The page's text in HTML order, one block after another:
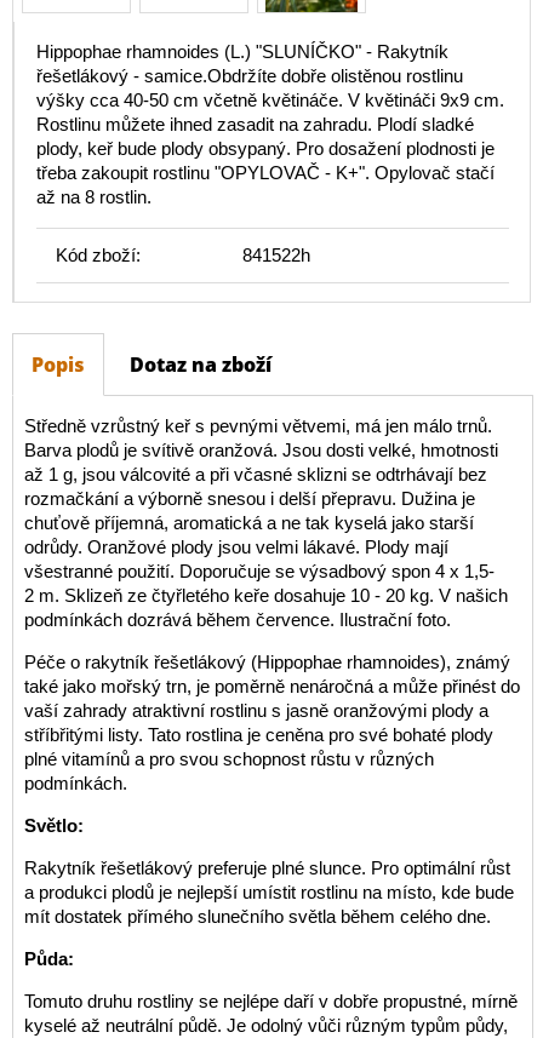
Hippophae rhamnoides (L.) "SLUNÍČKO" - Rakytník
řešetlákový - samice.Obdržíte dobře olistěnou rostlinu
výšky cca 40-50 cm včetně květináče. V květináči 9x9 cm.
Rostlinu můžete ihned zasadit na zahradu. Plodí sladké
plody, keř bude plody obsypaný. Pro dosažení plodnosti je
třeba zakoupit rostlinu "OPYLOVAČ - K+". Opylovač stačí
až na 8 rostlin.
Kód zboží: 841522h
Popis Dotaz na zboží
Středně vzrůstný keř s pevnými větvemi, má jen málo trnů.
Barva plodů je svítivě oranžová. Jsou dosti velké, hmotnosti
až 1 g, jsou válcovité a při včasné sklizni se odtrhávají bez
rozmačkání a výborně snesou i delší přepravu. Dužina je
chuťově příjemná, aromatická a ne tak kyselá jako starší
odrůdy. Oranžové plody jsou velmi lákavé. Plody mají
všestranné použití. Doporučuje se výsadbový spon 4 x 1,5-
2 m. Sklizeň ze čtyřletého keře dosahuje 10 - 20 kg. V našich
podmínkách dozrává během července. Ilustrační foto.
Péče o rakytník řešetlákový (Hippophae rhamnoides), známý
také jako mořský trn, je poměrně nenáročná a může přinést do
vaší zahrady atraktivní rostlinu s jasně oranžovými plody a
stříbřitými listy. Tato rostlina je ceněna pro své bohaté plody
plné vitamínů a pro svou schopnost růstu v různých
podmínkách.
Světlo:
Rakytník řešetlákový preferuje plné slunce. Pro optimální růst
a produkci plodů je nejlepší umístit rostlinu na místo, kde bude
mít dostatek přímého slunečního světla během celého dne.
Půda:
Tomuto druhu rostliny se nejlépe daří v dobře propustné, mírně
kyselé až neutrální půdě. Je odolný vůči různým typům půdy,